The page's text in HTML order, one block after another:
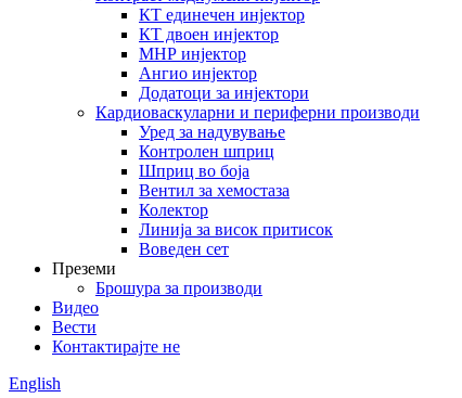
КТ единечен инјектор
КТ двоен инјектор
МНР инјектор
Ангио инјектор
Додатоци за инјектори
Кардиоваскуларни и периферни производи
Уред за надувување
Контролен шприц
Шприц во боја
Вентил за хемостаза
Колектор
Линија за висок притисок
Воведен сет
Преземи
Брошура за производи
Видео
Вести
Контактирајте не
English